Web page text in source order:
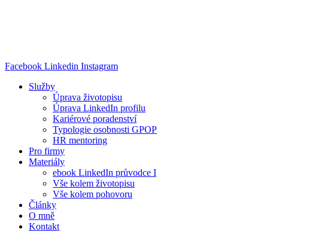
Facebook Linkedin Instagram
Služby
Úprava životopisu
Úprava LinkedIn profilu
Kariérové poradenství
Typologie osobnosti GPOP
HR mentoring
Pro firmy
Materiály
ebook LinkedIn průvodce I
Vše kolem životopisu
Vše kolem pohovoru
Články
O mně
Kontakt